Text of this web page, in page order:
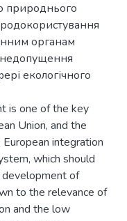
природнього
органам
екологічного
is one of the key
Union, and the
integration
which should
of
to the relevance of
and the low